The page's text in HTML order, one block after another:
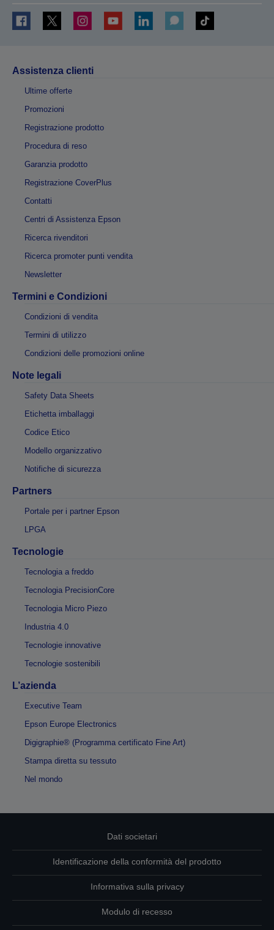
Assistenza clienti
Ultime offerte
Promozioni
Registrazione prodotto
Procedura di reso
Garanzia prodotto
Registrazione CoverPlus
Contatti
Centri di Assistenza Epson
Ricerca rivenditori
Ricerca promoter punti vendita
Newsletter
Termini e Condizioni
Condizioni di vendita
Termini di utilizzo
Condizioni delle promozioni online
Note legali
Safety Data Sheets
Etichetta imballaggi
Codice Etico
Modello organizzativo
Notifiche di sicurezza
Partners
Portale per i partner Epson
LPGA
Tecnologie
Tecnologia a freddo
Tecnologia PrecisionCore
Tecnologia Micro Piezo
Industria 4.0
Tecnologie innovative
Tecnologie sostenibili
L’azienda
Executive Team
Epson Europe Electronics
Digigraphie® (Programma certificato Fine Art)
Stampa diretta su tessuto
Nel mondo
Dati societari
Identificazione della conformità del prodotto
Informativa sulla privacy
Modulo di recesso